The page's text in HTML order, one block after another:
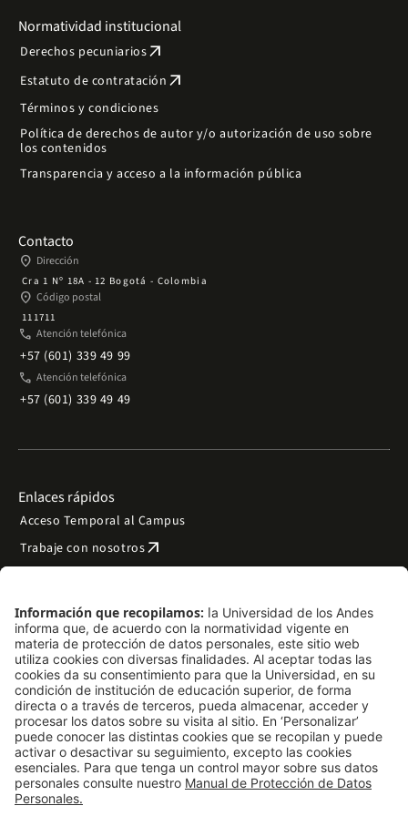
Normatividad institucional
Derechos pecuniariosarrow_outward
Estatuto de contratación arrow_outward
Términos y condiciones
Política de derechos de autor y/o autorización de uso sobre
los contenidos
Transparencia y acceso a la información pública
Contacto
place Dirección
Cra 1 Nº 18A - 12 Bogotá - Colombia
place Código postal
111711
phone Atención telefónica
+57 (601) 339 49 99
phone Atención telefónica
+57 (601) 339 49 49
Enlaces rápidos
Acceso Temporal al Campus
Trabaje con nosotrosarrow_outward
Preguntas frecuentes
Filantropía y donacionesarrow_outward
Mapa del sitio arrow_outward
Síguenos
LinkedIn
Instagram
Facebook